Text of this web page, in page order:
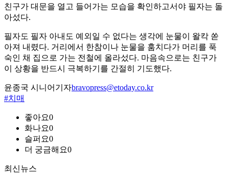
친구가 대문을 열고 들어가는 모습을 확인하고서야 필자는 돌
아섰다.
필자도 필자 아내도 예외일 수 없다는 생각에 눈물이 왈칵 쏟
아져 내렸다. 거리에서 한참이나 눈물을 훔치다가 머리를 푹
숙인 채 집으로 가는 전철에 올라섰다. 마음속으로는 친구가
이 상황을 반드시 극복하기를 간절히 기도했다.
윤종국 시니어기자bravopress@etoday.co.kr
#치매
좋아요0
화나요0
슬퍼요0
더 궁금해요0
최신뉴스